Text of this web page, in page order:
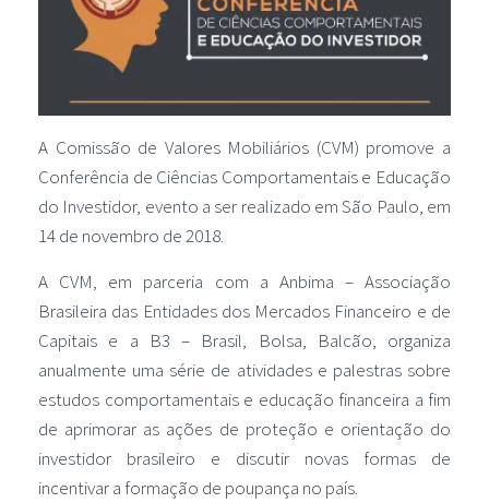
A Comissão de Valores Mobiliários (CVM) promove a
Conferência de Ciências Comportamentais e Educação
do Investidor, evento a ser realizado em São Paulo, em
14 de novembro de 2018.
A CVM, em parceria com a Anbima – Associação
Brasileira das Entidades dos Mercados Financeiro e de
Capitais e a B3 – Brasil, Bolsa, Balcão, organiza
anualmente uma série de atividades e palestras sobre
estudos comportamentais e educação financeira a fim
de aprimorar as ações de proteção e orientação do
investidor brasileiro e discutir novas formas de
incentivar a formação de poupança no país.